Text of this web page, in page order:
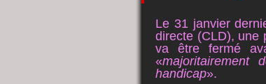
Le 31 janvier
directe (CLD), une
va être fermé
«majoritairement
handicap».